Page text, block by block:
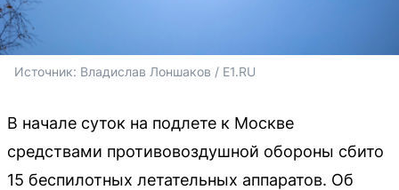
Источник: Владислав Лоншаков / E1.RU
В начале суток на подлете к Москве
средствами противовоздушной обороны сбито
15 беспилотных летательных аппаратов. Об